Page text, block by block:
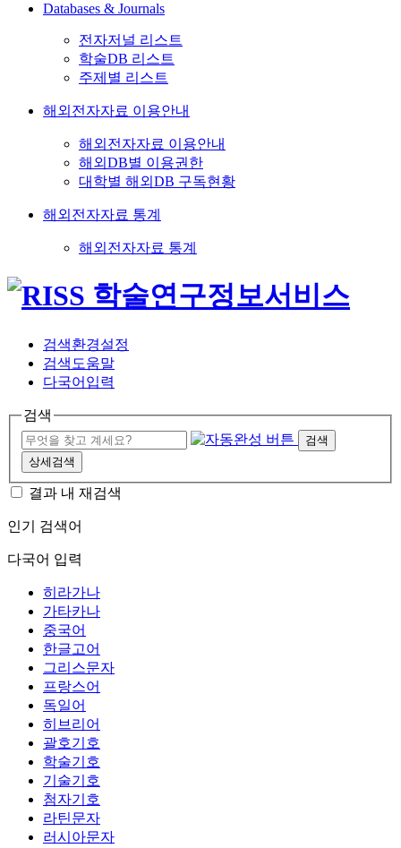
Databases & Journals
전자저널 리스트
학술DB 리스트
주제별 리스트
해외전자자료 이용안내
해외전자자료 이용안내
해외DB별 이용권한
대학별 해외DB 구독현황
해외전자자료 통계
해외전자자료 통계
검색환경설정
검색도움말
다국어입력
검색
검색
상세검색
결과 내 재검색
인기 검색어
다국어 입력
히라가나
가타카나
중국어
한글고어
그리스문자
프랑스어
독일어
히브리어
괄호기호
학술기호
기술기호
첨자기호
라틴문자
러시아문자